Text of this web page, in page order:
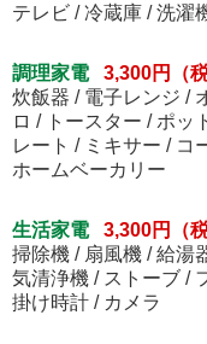
テレビ / 冷蔵庫 / 洗濯
調理家電
3,300円（
炊飯器 / 電子レンジ /
ロ / トースター / ポッ
レート / ミキサー / コ
ホームベーカリー
生活家電
3,300円（
掃除機 / 扇風機 / 給湯
気清浄機 / ストーブ /
掛け時計 / カメラ